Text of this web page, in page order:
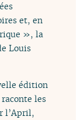
et, en
», la
Louis
édition
les
l’April,